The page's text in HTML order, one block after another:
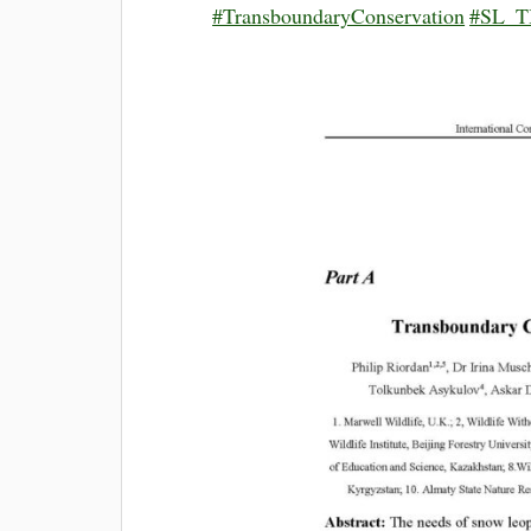
#TransboundaryConservation